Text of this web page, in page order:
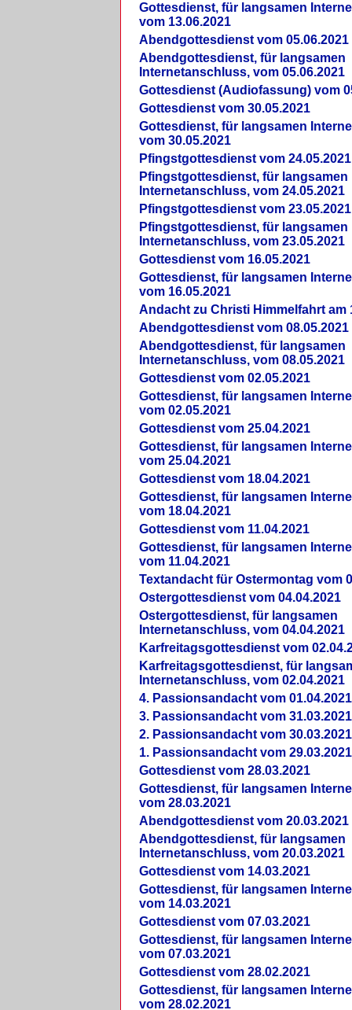
Gottesdienst, für langsamen
vom 13.06.2021
Abendgottesdienst vom 05.06.2021
Abendgottesdienst, für langsamen
Internetanschluss, vom 05.06.2021
Gottesdienst (Audiofassung) vom
Gottesdienst vom 30.05.2021
Gottesdienst, für langsamen
vom 30.05.2021
Pfingstgottesdienst vom 24.05.2021
Pfingstgottesdienst, für langsamen
Internetanschluss, vom 24.05.2021
Pfingstgottesdienst vom 23.05.2021
Pfingstgottesdienst, für langsamen
Internetanschluss, vom 23.05.2021
Gottesdienst vom 16.05.2021
Gottesdienst, für langsamen
vom 16.05.2021
Andacht zu Christi Himmelfahrt am
Abendgottesdienst vom 08.05.2021
Abendgottesdienst, für langsamen
Internetanschluss, vom 08.05.2021
Gottesdienst vom 02.05.2021
Gottesdienst, für langsamen
vom 02.05.2021
Gottesdienst vom 25.04.2021
Gottesdienst, für langsamen
vom 25.04.2021
Gottesdienst vom 18.04.2021
Gottesdienst, für langsamen
vom 18.04.2021
Gottesdienst vom 11.04.2021
Gottesdienst, für langsamen
vom 11.04.2021
Textandacht für Ostermontag vom
Ostergottesdienst vom 04.04.2021
Ostergottesdienst, für langsamen
Internetanschluss, vom 04.04.2021
Karfreitagsgottesdienst vom
Karfreitagsgottesdienst, für
Internetanschluss, vom 02.04.2021
4. Passionsandacht vom 01.04.2021
3. Passionsandacht vom 31.03.2021
2. Passionsandacht vom 30.03.2021
1. Passionsandacht vom 29.03.2021
Gottesdienst vom 28.03.2021
Gottesdienst, für langsamen
vom 28.03.2021
Abendgottesdienst vom 20.03.2021
Abendgottesdienst, für langsamen
Internetanschluss, vom 20.03.2021
Gottesdienst vom 14.03.2021
Gottesdienst, für langsamen
vom 14.03.2021
Gottesdienst vom 07.03.2021
Gottesdienst, für langsamen
vom 07.03.2021
Gottesdienst vom 28.02.2021
Gottesdienst, für langsamen
vom 28.02.2021